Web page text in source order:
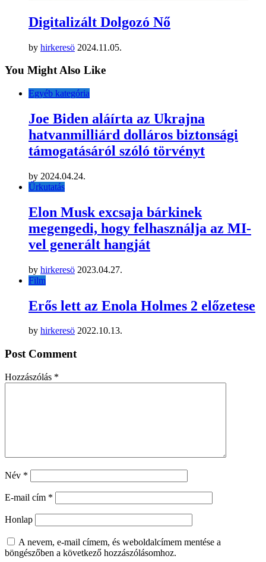
Digitalizált Dolgozó Nő
by hirkeresö 2024.11.05.
You Might Also Like
Egyéb kategória
Joe Biden aláírta az Ukrajna
hatvanmilliárd dolláros biztonsági
támogatásáról szóló törvényt
by 2024.04.24.
Űrkutatás
Elon Musk excsaja bárkinek
megengedi, hogy felhasználja az MI-
vel generált hangját
by hirkeresö 2023.04.27.
Film
Erős lett az Enola Holmes 2 előzetese
by hirkeresö 2022.10.13.
Post Comment
Hozzászólás *
Név *
E-mail cím *
Honlap
A nevem, e-mail címem, és weboldalcímem mentése a
böngészőben a következő hozzászólásomhoz.